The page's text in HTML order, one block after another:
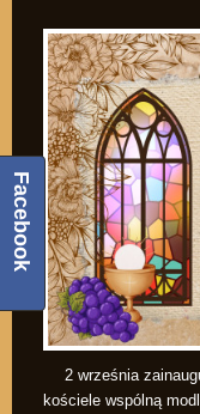
2 września
kościele wspólną
Facebook